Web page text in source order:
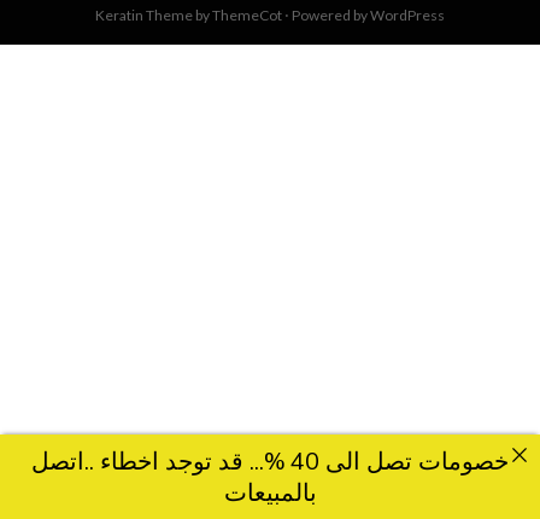
Keratin Theme byThemeCot ⋅ Powered byWordPress
خصومات تصل الى 40 %... قد توجد اخطاء ..اتصل
بالمبيعات